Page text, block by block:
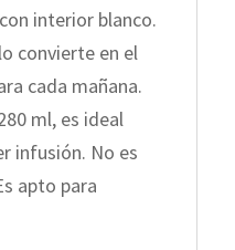
interior blanco.
convierte en el
cada mañana.
ml, es ideal
infusión. No es
apto para